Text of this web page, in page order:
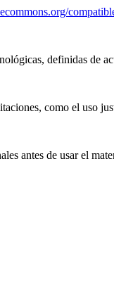
definidas de
como el uso
antes de usar el